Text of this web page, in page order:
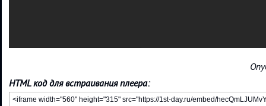
HTML код для встраивания плеера: